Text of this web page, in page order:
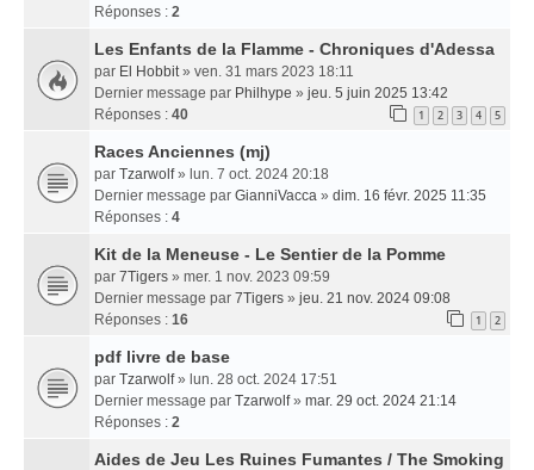
Réponses : 2
Les Enfants de la Flamme - Chroniques d'Adessa
par El Hobbit» ven. 31 mars 2023 18:11
Dernier message par Philhype » jeu. 5 juin 2025 13:42
Réponses : 40 1 2 3 4 5
Races Anciennes (mj)
par Tzarwolf» lun. 7 oct. 2024 20:18
Dernier message par GianniVacca » dim. 16 févr. 2025 11:35
Réponses : 4
Kit de la Meneuse - Le Sentier de la Pomme
par 7Tigers » mer. 1 nov. 2023 09:59
Dernier message par 7Tigers » jeu. 21 nov. 2024 09:08
Réponses : 16 1 2
pdf livre de base
par Tzarwolf» lun. 28 oct. 2024 17:51
Dernier message par Tzarwolf» mar. 29 oct. 2024 21:14
Réponses : 2
Aides de Jeu Les Ruines Fumantes / The Smoking